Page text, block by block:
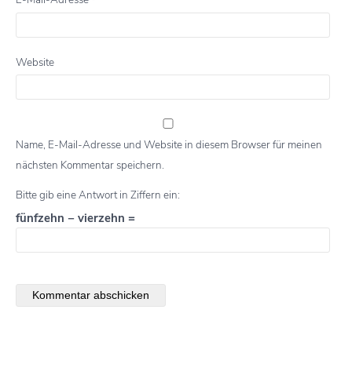
Website
Name, E-Mail-Adresse und Website in diesem Browser für meinen
nächsten Kommentar speichern.
Bitte gib eine Antwort in Ziffern ein:
fünfzehn − vierzehn =